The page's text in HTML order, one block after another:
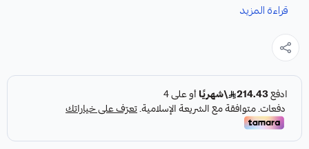
نوفر لك هوبات رياضية سيراميك كقطعة غيار متينة وعالية الجودة
مصممة خصيصاً لتعزيز أداء نظام الفرامل في سيارات تشارجر،
تشالنجر، وكرايسلر SRT هيلكات.
المميزات الرئيسية:
قراءة المزيد